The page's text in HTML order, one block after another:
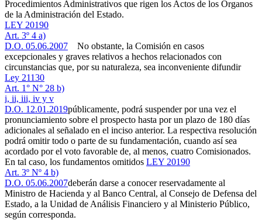
Procedimientos Administrativos que rigen los Actos de los Órganos
de la Administración del Estado.
LEY 20190
Art. 3º 4 a)
D.O. 05.06.2007 No obstante, la Comisión en casos
excepcionales y graves relativos a hechos relacionados con
circunstancias que, por su naturaleza, sea inconveniente difundir
Ley 21130
Art. 1° N° 28 b)
i, ii, iii, iv y v
D.O. 12.01.2019públicamente, podrá suspender por una vez el
pronunciamiento sobre el prospecto hasta por un plazo de 180 días
adicionales al señalado en el inciso anterior. La respectiva resolución
podrá omitir todo o parte de su fundamentación, cuando así sea
acordado por el voto favorable de, al menos, cuatro Comisionados.
En tal caso, los fundamentos omitidos LEY 20190
Art. 3º Nº 4 b)
D.O. 05.06.2007deberán darse a conocer reservadamente al
Ministro de Hacienda y al Banco Central, al Consejo de Defensa del
Estado, a la Unidad de Análisis Financiero y al Ministerio Público,
según corresponda.